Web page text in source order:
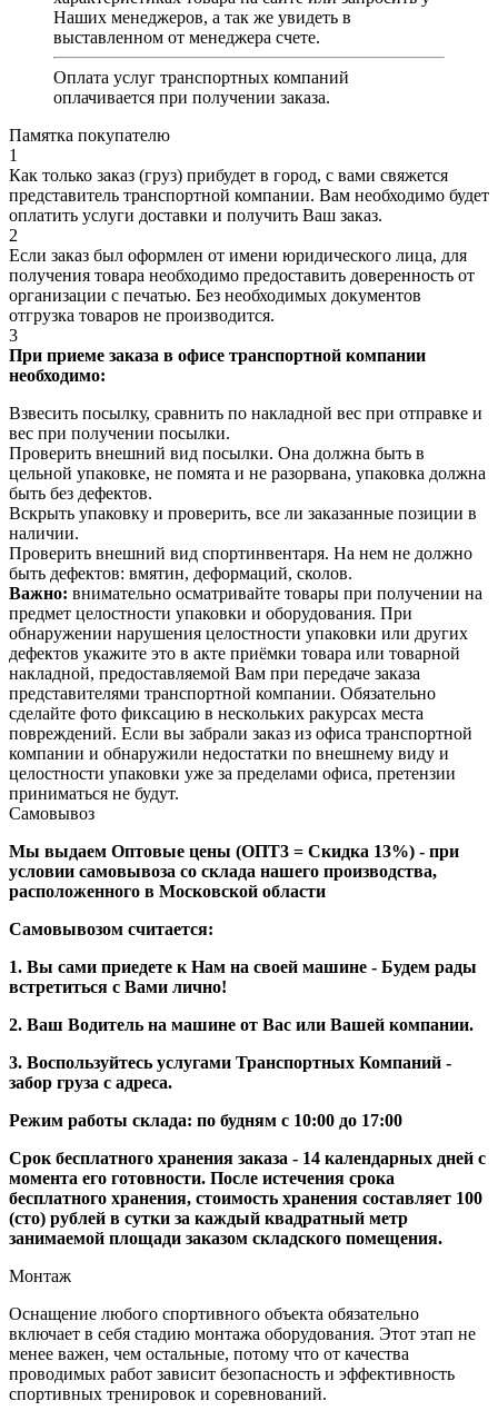
Наших менеджеров, а так же увидеть в
выставленном от менеджера счете.
Оплата услуг транспортных компаний
оплачивается при получении заказа.
Памятка покупателю
1
Как только заказ (груз) прибудет в город, с вами свяжется
представитель транспортной компании. Вам необходимо будет
оплатить услуги доставки и получить Ваш заказ.
2
Если заказ был оформлен от имени юридического лица, для
получения товара необходимо предоставить доверенность от
организации с печатью. Без необходимых документов
отгрузка товаров не производится.
3
При приеме заказа в офисе транспортной компании
необходимо:
Взвесить посылку, сравнить по накладной вес при отправке и
вес при получении посылки.
Проверить внешний вид посылки. Она должна быть в
цельной упаковке, не помята и не разорвана, упаковка должна
быть без дефектов.
Вскрыть упаковку и проверить, все ли заказанные позиции в
наличии.
Проверить внешний вид спортинвентаря. На нем не должно
быть дефектов: вмятин, деформаций, сколов.
Важно: внимательно осматривайте товары при получении на
предмет целостности упаковки и оборудования. При
обнаружении нарушения целостности упаковки или других
дефектов укажите это в акте приёмки товара или товарной
накладной, предоставляемой Вам при передаче заказа
представителями транспортной компании. Обязательно
сделайте фото фиксацию в нескольких ракурсах места
повреждений. Если вы забрали заказ из офиса транспортной
компании и обнаружили недостатки по внешнему виду и
целостности упаковки уже за пределами офиса, претензии
приниматься не будут.
Самовывоз
Мы выдаем Оптовые цены (ОПТ3 = Скидка 13%) - при
условии самовывоза со склада нашего производства,
расположенного в Московской области
Самовывозом считается:
1. Вы сами приедете к Нам на своей машине - Будем рады
встретиться с Вами лично!
2. Ваш Водитель на машине от Вас или Вашей компании.
3. Воспользуйтесь услугами Транспортных Компаний -
забор груза с адреса.
Режим работы склада: по будням с 10:00 до 17:00
Срок бесплатного хранения заказа - 14 календарных дней с
момента его готовности. После истечения срока
бесплатного хранения, стоимость хранения составляет 100
(сто) рублей в сутки за каждый квадратный метр
занимаемой площади заказом складского помещения.
Монтаж
Оснащение любого спортивного объекта обязательно
включает в себя стадию монтажа оборудования. Этот этап не
менее важен, чем остальные, потому что от качества
проводимых работ зависит безопасность и эффективность
спортивных тренировок и соревнований.